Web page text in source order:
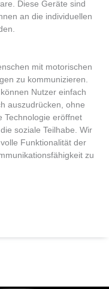
Diese Geräte sind
an die individuellen
mit motorischen
zu kommunizieren.
Nutzer einfach
auszudrücken, ohne
Technologie eröffnet
soziale Teilhabe. Wir
Funktionalität der
zu